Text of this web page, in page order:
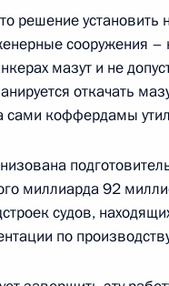
Госсовета по
и спорт»
14:00
и спорт»
18:30
решение
сооружения
мазут и не
откачать
коффердамы
миллиарда 92
судов,
по